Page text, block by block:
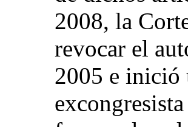
2008, la
revocar el
2005 e inició